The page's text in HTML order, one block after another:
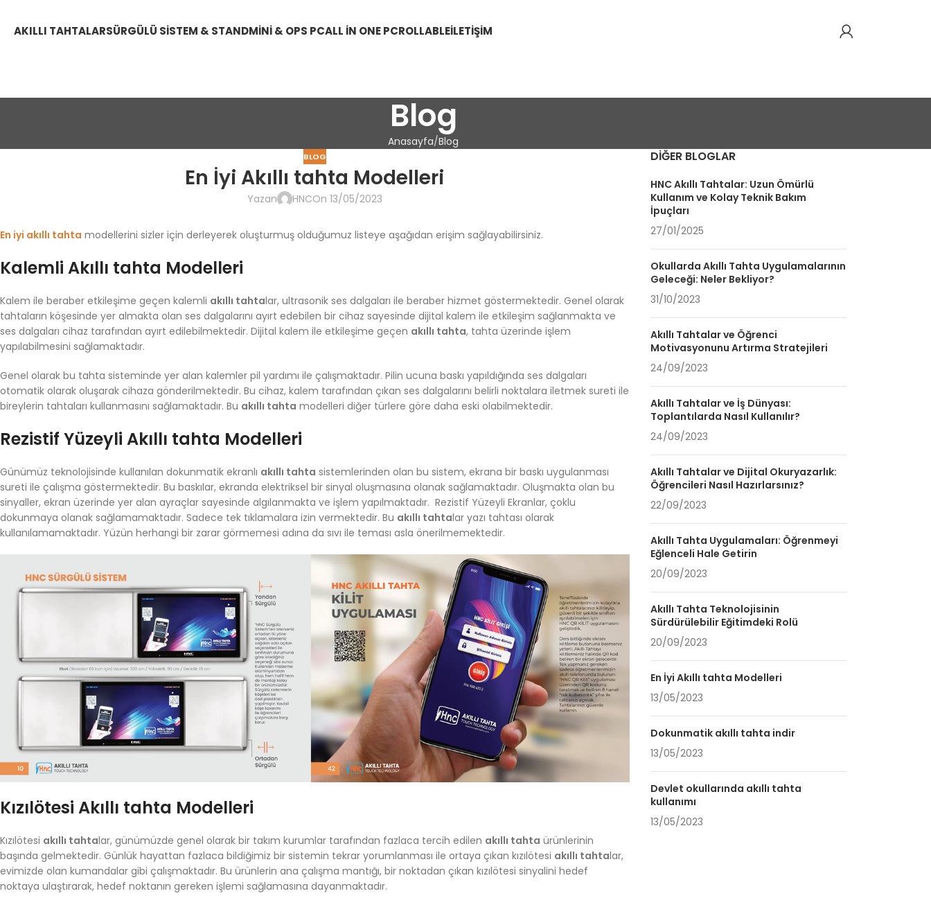
AKILLI TAHTALARSÜRGÜLÜ SISTEM & STANDMINI & OPS PCALL IN ONE PCROLLABLEİLETIŞIM
Blog
Anasayfa Blog
BLOG
En İyi Akıllı tahta Modelleri
Yazan HNCOn 13/05/2023
En iyi akıllı tahta modellerini sizler için derleyerek oluşturmuş olduğumuz listeye aşağıdan erişim sağlayabilirsiniz.
Kalemli Akıllı tahta Modelleri
Kalem ile beraber etkileşime geçen kalemli akıllı tahtalar, ultrasonik ses dalgaları ile beraber hizmet göstermektedir. Genel olarak
tahtaların köşesinde yer almakta olan ses dalgalarını ayırt edebilen bir cihaz sayesinde dijital kalem ile etkileşim sağlanmakta ve
ses dalgaları cihaz tarafından ayırt edilebilmektedir. Dijital kalem ile etkileşime geçen akıllı tahta, tahta üzerinde işlem
yapılabilmesini sağlamaktadır.
Genel olarak bu tahta sisteminde yer alan kalemler pil yardımı ile çalışmaktadır. Pilin ucuna baskı yapıldığında ses dalgaları
otomatik olarak oluşarak cihaza gönderilmektedir. Bu cihaz, kalem tarafından çıkan ses dalgalarını belirli noktalara iletmek sureti ile
bireylerin tahtaları kullanmasını sağlamaktadır. Bu akıllı tahta modelleri diğer türlere göre daha eski olabilmektedir.
Rezistif Yüzeyli Akıllı tahta Modelleri
Günümüz teknolojisinde kullanılan dokunmatik ekranlı akıllı tahta sistemlerinden olan bu sistem, ekrana bir baskı uygulanması
sureti ile çalışma göstermektedir. Bu baskılar, ekranda elektriksel bir sinyal oluşmasına olanak sağlamaktadır. Oluşmakta olan bu
sinyaller, ekran üzerinde yer alan ayraçlar sayesinde algılanmakta ve işlem yapılmaktadır. Rezistif Yüzeyli Ekranlar, çoklu
dokunmaya olanak sağlamamaktadır. Sadece tek tıklamalara izin vermektedir. Bu akıllı tahtalar yazı tahtası olarak
kullanılamamaktadır. Yüzün herhangi bir zarar görmemesi adına da sıvı ile teması asla önerilmemektedir.
Kızılötesi Akıllı tahta Modelleri
Kızılötesi akıllı tahtalar, günümüzde genel olarak bir takım kurumlar tarafından fazlaca tercih edilen akıllı tahta ürünlerinin
başında gelmektedir. Günlük hayattan fazlaca bildiğimiz bir sistemin tekrar yorumlanması ile ortaya çıkan kızılötesi akıllı tahtalar,
evimizde olan kumandalar gibi çalışmaktadır. Bu ürünlerin ana çalışma mantığı, bir noktadan çıkan kızılötesi sinyalini hedef
noktaya ulaştırarak, hedef noktanın gereken işlemi sağlamasına dayanmaktadır.
DIĞER BLOGLAR
HNC Akıllı Tahtalar: Uzun Ömürlü
Kullanım ve Kolay Teknik Bakım
İpuçları
27/01/2025
Okullarda Akıllı Tahta Uygulamalarının
Geleceği: Neler Bekliyor?
31/10/2023
Akıllı Tahtalar ve Öğrenci
Motivasyonunu Artırma Stratejileri
24/09/2023
Akıllı Tahtalar ve İş Dünyası:
Toplantılarda Nasıl Kullanılır?
24/09/2023
Akıllı Tahtalar ve Dijital Okuryazarlık:
Öğrencileri Nasıl Hazırlarsınız?
22/09/2023
Akıllı Tahta Uygulamaları: Öğrenmeyi
Eğlenceli Hale Getirin
20/09/2023
Akıllı Tahta Teknolojisinin
Sürdürülebilir Eğitimdeki Rolü
20/09/2023
En İyi Akıllı tahta Modelleri
13/05/2023
Dokunmatik akıllı tahta indir
13/05/2023
Devlet okullarında akıllı tahta
kullanımı
13/05/2023